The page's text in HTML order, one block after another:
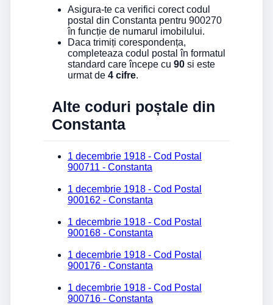
Asigura-te ca verifici corect codul
postal din Constanta pentru 900270
în funcție de numarul imobilului.
Daca trimiți corespondența,
completeaza codul postal în formatul
standard care începe cu 90 si este
urmat de 4 cifre.
Alte coduri poștale din
Constanta
1 decembrie 1918 - Cod Postal
900711 - Constanta
1 decembrie 1918 - Cod Postal
900162 - Constanta
1 decembrie 1918 - Cod Postal
900168 - Constanta
1 decembrie 1918 - Cod Postal
900176 - Constanta
1 decembrie 1918 - Cod Postal
900716 - Constanta